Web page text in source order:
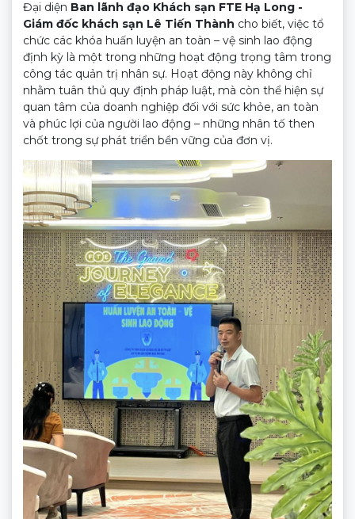
Đại diện Ban lãnh đạo Khách sạn FTE Hạ Long -
Giám đốc khách sạn Lê Tiến Thành cho biết, việc tổ
chức các khóa huấn luyện an toàn – vệ sinh lao động
định kỳ là một trong những hoạt động trọng tâm trong
công tác quản trị nhân sự. Hoạt động này không chỉ
nhằm tuân thủ quy định pháp luật, mà còn thể hiện sự
quan tâm của doanh nghiệp đối với sức khỏe, an toàn
và phúc lợi của người lao động – những nhân tố then
chốt trong sự phát triển bền vững của đơn vị.